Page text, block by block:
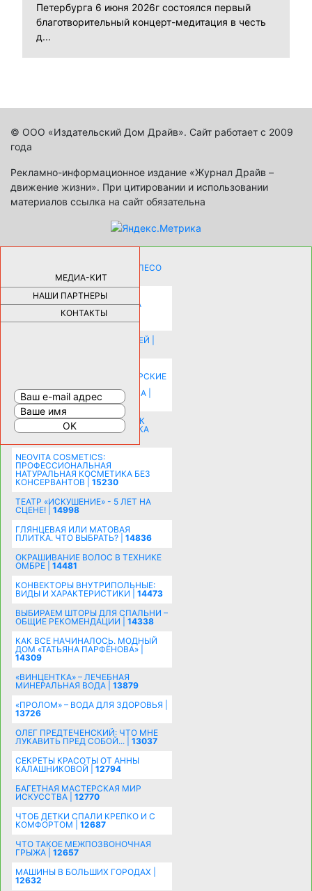
Петербурга 6 июня 2026г состоялся первый
благотворительный концерт-медитация в честь
д...
© ООО «Издательский Дом Драйв». Сайт работает с 2009
года
Рекламно-информационное издание «Журнал Драйв –
движение жизни». При цитировании и использовании
материалов ссылка на сайт обязательна
МЕДИА-КИТ
НАШИ ПАРТНЕРЫ
КОНТАКТЫ
КАК ДЕВУШКЕ ПОМЕНЯТЬ КОЛЕСО
НА АВТОМОБИЛЕ |69183
НОВЫЕ РАЗРАБОТКИ ДЛЯ
ОЗДОРОВЛЕНИЯ ОРГАНИЗМА
ПЛАТФОРМА ШУМАННА 3Д И
КАПСУЛА ЗДОРОВЬЯ |28291
ИСТОРИЯ НАКЛАДНЫХ НОГТЕЙ |
КОМНАТУ: ХИТРЫЕ ДИЗАЙНЕРСКИЕ
РАСШИРЕНИЯ ПРОСТРАНСТВА |
16200
СОБИРАЕМСЯ НА ПРАЗДНИК К
МОЛОДОЖЕНАМ: ПОДГОТОВКА
NEOVITA COSMETICS:
ПРОФЕССИОНАЛЬНАЯ
НАТУРАЛЬНАЯ КОСМЕТИКА БЕЗ
КОНСЕРВАНТОВ | 15230
ТЕАТР «ИСКУШЕНИЕ» - 5 ЛЕТ НА
СЦЕНЕ! | 14998
ГЛЯНЦЕВАЯ ИЛИ МАТОВАЯ
ПЛИТКА. ЧТО ВЫБРАТЬ? | 14836
ОКРАШИВАНИЕ ВОЛОС В ТЕХНИКЕ
ОМБРЕ | 14481
КОНВЕКТОРЫ ВНУТРИПОЛЬНЫЕ:
ВИДЫ И ХАРАКТЕРИСТИКИ | 14473
ВЫБИРАЕМ ШТОРЫ ДЛЯ СПАЛЬНИ –
ОБЩИЕ РЕКОМЕНДАЦИИ | 14338
КАК ВСЕ НАЧИНАЛОСЬ. МОДНЫЙ
ДОМ «ТАТЬЯНА ПАРФЁНОВА» |
14309
«ВИНЦЕНТКА» – ЛЕЧЕБНАЯ
МИНЕРАЛЬНАЯ ВОДА | 13879
«ПРОЛОМ» – ВОДА ДЛЯ ЗДОРОВЬЯ |
13726
ОЛЕГ ПРЕДТЕЧЕНСКИЙ: ЧТО МНЕ
ЛУКАВИТЬ ПРЕД СОБОЙ... | 13037
СЕКРЕТЫ КРАСОТЫ ОТ АННЫ
КАЛАШНИКОВОЙ | 12794
БАГЕТНАЯ МАСТЕРСКАЯ МИР
ИСКУССТВА | 12770
ЧТОБ ДЕТКИ СПАЛИ КРЕПКО И С
КОМФОРТОМ | 12687
ЧТО ТАКОЕ МЕЖПОЗВОНОЧНАЯ
ГРЫЖА | 12657
МАШИНЫ В БОЛЬШИХ ГОРОДАХ |
12632